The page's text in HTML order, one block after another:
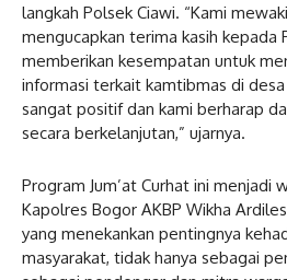
langkah Polsek Ciawi. “Kami
mengucapkan terima kasih kepada
memberikan kesempatan untuk
informasi terkait kamtibmas di
sangat positif dan kami berharap
secara berkelanjutan,” ujarnya.
Program Jum’at Curhat ini menjadi
Kapolres Bogor AKBP Wikha
yang menekankan pentingnya
masyarakat, tidak hanya sebagai